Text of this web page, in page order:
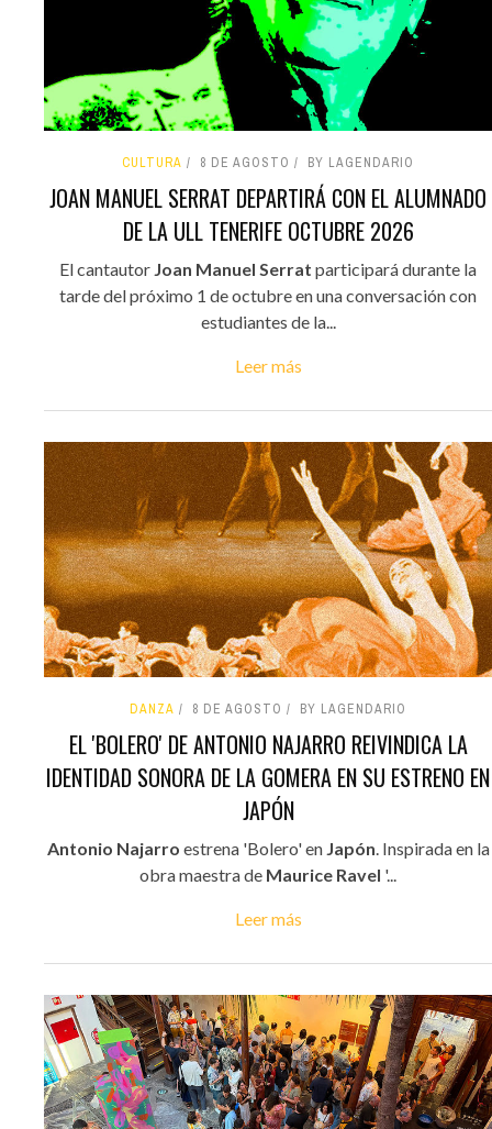
CULTURA 8 DE AGOSTO BY LAGENDARIO
JOAN MANUEL SERRAT DEPARTIRÁ CON EL ALUMNADO
DE LA ULL TENERIFE OCTUBRE 2026
El cantautor Joan Manuel Serrat participará durante la
tarde del próximo 1 de octubre en una conversación con
estudiantes de la...
Leer más
DANZA 8 DE AGOSTO BY LAGENDARIO
EL 'BOLERO' DE ANTONIO NAJARRO REIVINDICA LA
IDENTIDAD SONORA DE LA GOMERA EN SU ESTRENO EN
JAPÓN
Antonio Najarro estrena 'Bolero' en Japón. Inspirada en la
obra maestra de Maurice Ravel '...
Leer más